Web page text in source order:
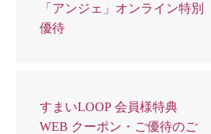
「アンジェ」オンライン特別
優待
すまいLOOP 会員様特典
WEB クーポン・ご優待のご